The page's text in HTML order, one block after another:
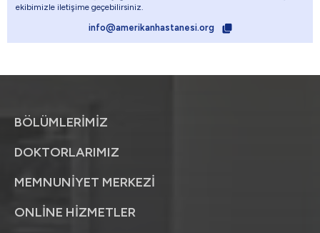
ekibimizle iletişime geçebilirsiniz.
info@amerikanhastanesi.org
BÖLÜMLERİMİZ
DOKTORLARIMIZ
MEMNUNİYET MERKEZİ
ONLİNE HİZMETLER